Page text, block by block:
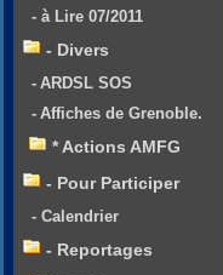
- à Lire 07/2011
- Divers
- ARDSL SOS
- Affiches de Grenoble.
* Actions AMFG
- Pour Participer
- Calendrier
- Reportages